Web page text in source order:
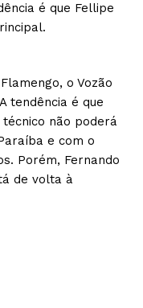
é que Fellipe
o Vozão
tendência é que
não poderá
e com o
Porém, Fernando
de volta à